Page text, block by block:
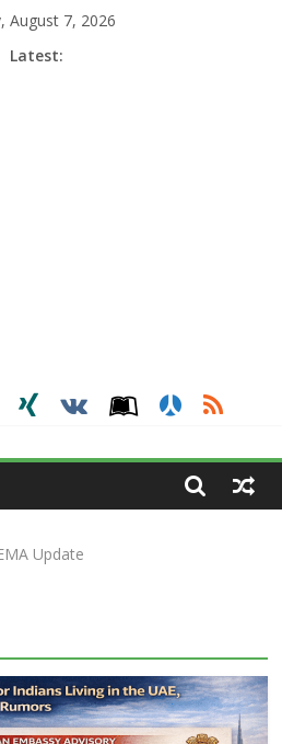
August 7, 2026
Latest:
Update